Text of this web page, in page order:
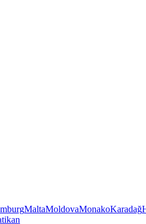
MaltaMoldovaMonakoKaradağ